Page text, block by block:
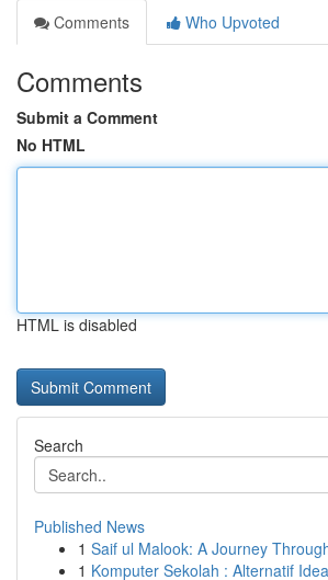
Comments
Who Upvoted
Comments
Submit a Comment
No HTML
HTML is disabled
Search
Published News
1 Saif ul Malook: A Journey
1 Komputer Sekolah : Alternatif